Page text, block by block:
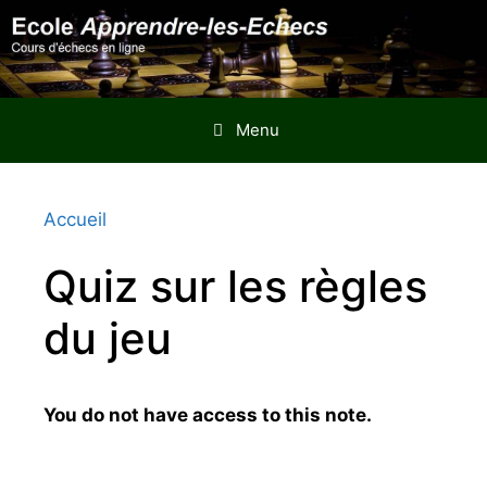
Aller
au
contenu
Menu
Accueil
Quiz sur les règles
du jeu
You do not have access to this note.